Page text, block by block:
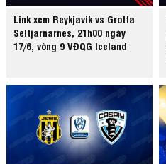
Link xem Reykjavik vs Grotta
Seltjarnarnes, 21h00 ngày
17/6, vòng 9 VĐQG Iceland